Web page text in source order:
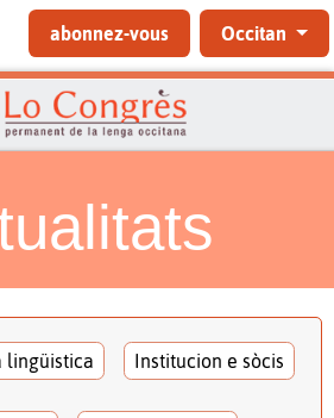
abonnez-vous Occitan
lingüistica Institucion e sòcis